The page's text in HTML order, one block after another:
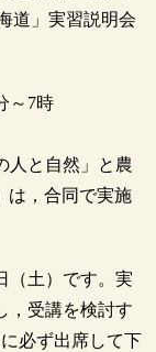
道」実習説明会
～7時
人と自然」と農
は，合同で実施
（土）です。実
，受講を検討す
必ず出席して下